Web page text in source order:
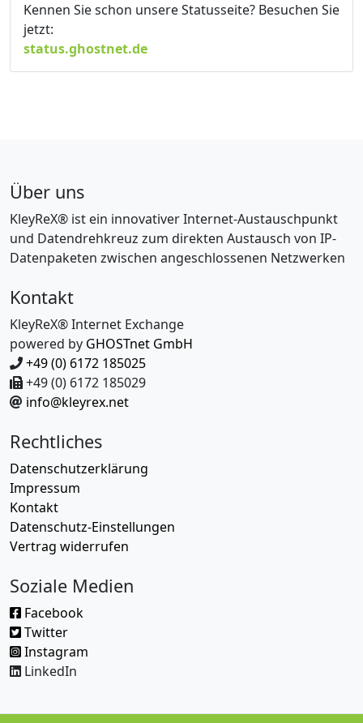
Kennen Sie schon unsere Statusseite? Besuchen Sie
jetzt:
status.ghostnet.de
Über uns
KleyReX® ist ein innovativer Internet-Austauschpunkt
und Datendrehkreuz zum direkten Austausch von IP-
Datenpaketen zwischen angeschlossenen Netzwerken
Kontakt
KleyReX® Internet Exchange
powered by GHOSTnet GmbH
+49 (0) 6172 185025
+49 (0) 6172 185029
info@kleyrex.net
Rechtliches
Datenschutzerklärung
Impressum
Kontakt
Datenschutz-Einstellungen
Vertrag widerrufen
Soziale Medien
Facebook
Twitter
Instagram
LinkedIn